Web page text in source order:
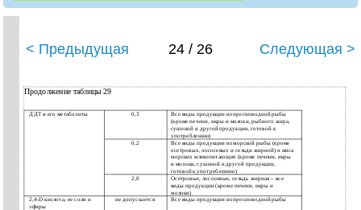
< Предыдущая 24 / 26 Следующая >
Продолжение таблицы 29
ДДТ и его метаболиты 0,3 Все виды продукции из пресноводной рыбы
(кроме печени, икры и молоки, рыбного жира,
сушеной и другой продукции, готовой к
употреблению)
0,2
Все виды продукции из морской рыбы (кроме
осетровых, лососевых и сельди жирной) и мяса
морских млекопитающих (кроме печени, икры
и молоки, сушеной и другой продукции,
готовой к употреблению)
2,0
Осетровые, лососевые, сельдь жирная – все
виды продукции (кроме печени, икры и
молоки)
2,4-D кислота, ее соли и не допускается
Все виды продукции из пресноводной рыбы
эфиры